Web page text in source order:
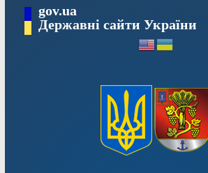
вмісту
gov.ua
Державні сайти України